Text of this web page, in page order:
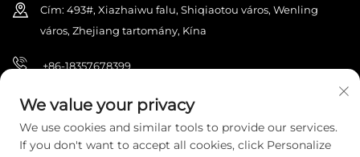
Cím: 493#, Xiazhaiwu falu, Shiqiaotou város, Wenling
város, Zhejiang tartomány, Kína
+86-18357678399
[email protected]
We value your privacy
We use cookies and similar tools to provide our services.
If you don't want to accept all cookies, click Personalize